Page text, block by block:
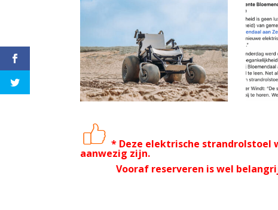
fa* Deze elektrische strandrolstoel
aanwezig zijn.
Vooraf reserveren is wel belangrijk